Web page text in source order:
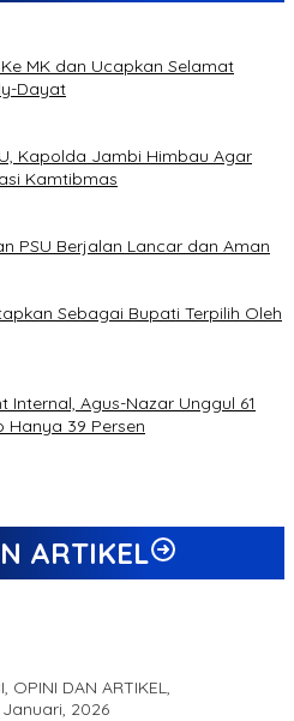
MK dan Ucapkan Selamat
Dayat
Kapolda Jambi Himbau Agar
Kamtibmas
PSU Berjalan Lancar dan Aman
Sebagai Bupati Terpilih Oleh
Internal, Agus-Nazar Unggul 61
Hanya 39 Persen
ARTIKEL
OPINI DAN ARTIKEL,
Januari, 2026